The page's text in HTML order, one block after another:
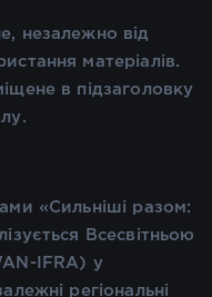
незалежно від
матеріалів.
в підзаголовку
«Сильніші разом:
Всесвітньою
IFRA) у
регіональні